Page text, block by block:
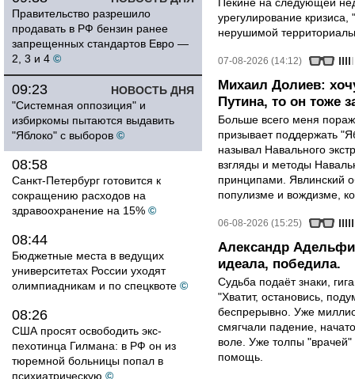
Правительство разрешило
продавать в РФ бензин ранее
запрещенных стандартов Евро —
2, 3 и 4 ©
НОВОСТЬ ДНЯ
09:23
"Системная оппозиция" и
избиркомы пытаются выдавить
"Яблоко" с выборов ©
08:58
Санкт-Петербург готовится к
сокращению расходов на
здравоохранение на 15% ©
08:44
Бюджетные места в ведущих
университетах России уходят
олимпиадникам и по спецквоте ©
08:26
США просят освободить экс-
пехотинца Гилмана: в РФ он из
тюремной больницы попал в
психиатрическую ©
урегулирование
нерушимой
07-08-2026 (14:12)
Михаил Долиев:
Путина, то он тоже
Больше всего меня
призывает поддержать
называл Навального
взгляды и методы
принципами. Явлинский
популизме и вождизме,
06-08-2026 (15:25)
Александр
идеала, победила.
Судьба подаёт знаки,
"Хватит, остановись,
беспрерывно. Уже
смягчали падение,
воле. Уже толпы
помощь.